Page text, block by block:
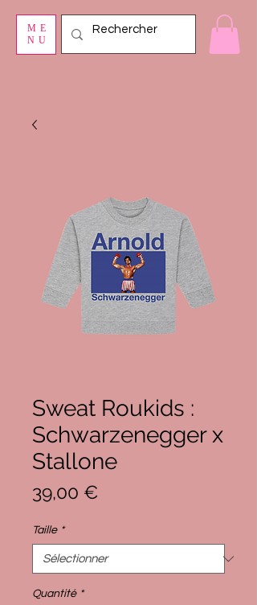
ME
NU
Sweat Roukids :
Schwarzenegger x
Stallone
39,00 €
Taille *
Quantité *